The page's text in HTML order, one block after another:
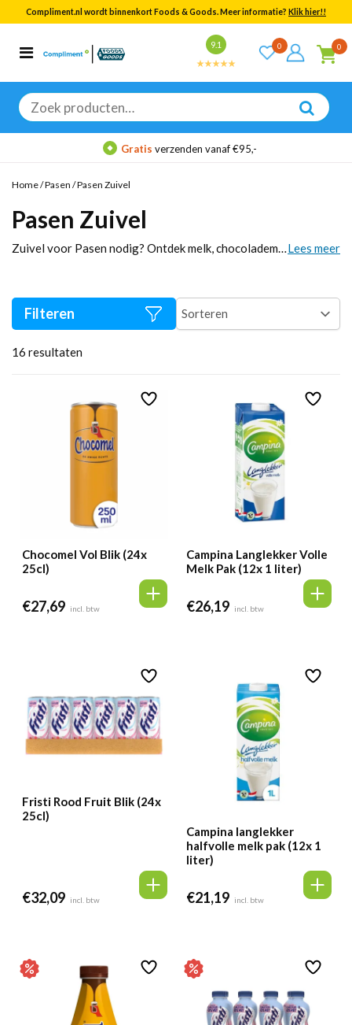
Compliment.nl wordt binnenkort Foods & Goods. Meer informatie? Klik hier!!
9.1 0 0
Zoeken
naar:
Categorieën
Bekijk alle resultaten
Gratis verzenden vanaf €95,-
Home/Pasen /Pasen Zuivel
Pasen Zuivel
Zuivel voor Pasen nodig? Ontdek melk, chocolademelk en andere zuivelproducten die perfect passen bij een paasontbijt of paasbrunch. Ideaal om te combineren met broodjes, chocolade en vruchtensappen voor een complete paastafel. Geschikt voor thuis, op werk of voor grotere groepen die samen Pasen vieren.Lees meer
16 resultaten
Filteren
Chocomel Vol Blik (24x
25cl)
€27,69 incl. btw
Campina Langlekker Volle
Melk Pak (12x 1 liter)
€26,19 incl. btw
Fristi Rood Fruit Blik (24x
25cl)
€32,09 incl. btw
Campina langlekker
halfvolle melk pak (12x 1
liter)
€21,19 incl. btw